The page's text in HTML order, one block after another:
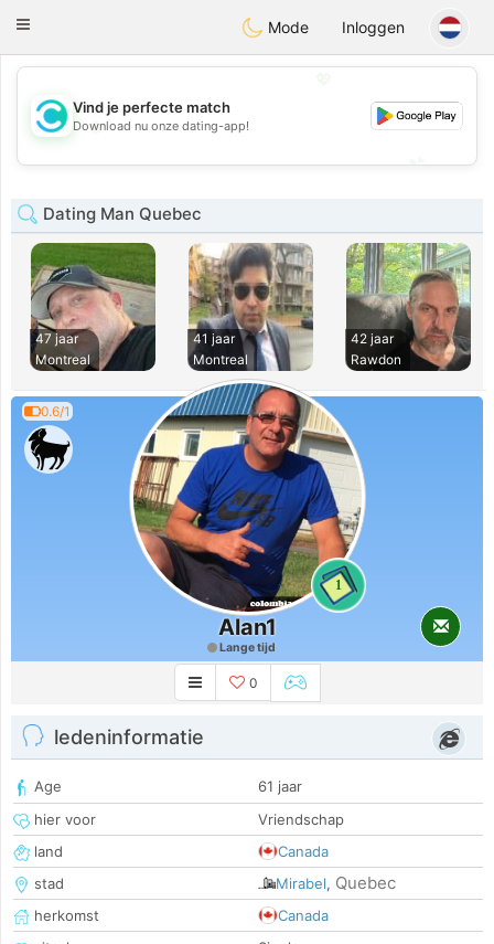
olombiaCitas
Toggle
Mode Inloggen
💖
💕
Vind je perfecte match
Download nu onze dating-app!
Dating Man Quebec
47 jaar
Montreal
41 jaar
Montreal
42 jaar
Rawdon
0.6/1
1
Alan1
Lange tijd
0
ledeninformatie
Age
61 jaar
hier voor
Vriendschap
land
Canada
stad
Mirabel, Quebec
herkomst
Canada